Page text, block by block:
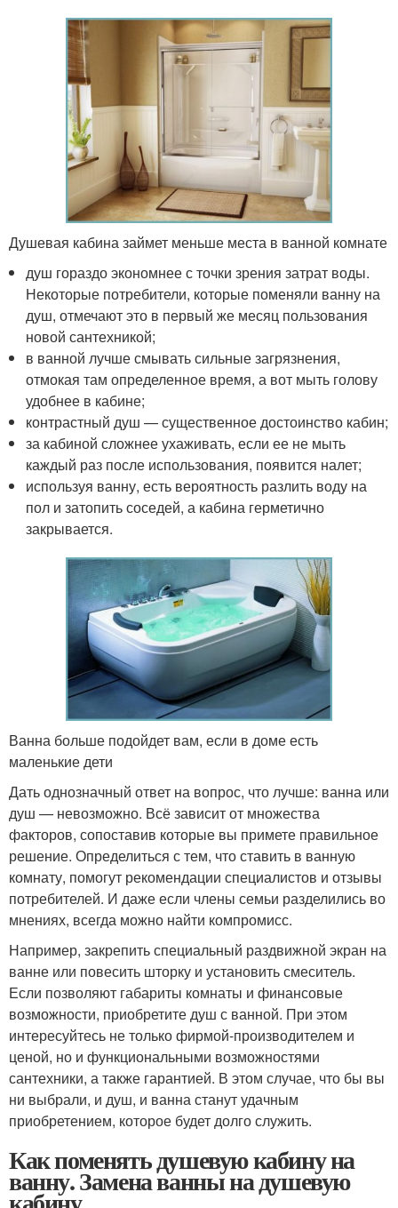
Душевая кабина займет меньше места в ванной комнате
душ гораздо экономнее с точки зрения затрат воды.
Некоторые потребители, которые поменяли ванну на
душ, отмечают это в первый же месяц пользования
новой сантехникой;
в ванной лучше смывать сильные загрязнения,
отмокая там определенное время, а вот мыть голову
удобнее в кабине;
контрастный душ — существенное достоинство кабин;
за кабиной сложнее ухаживать, если ее не мыть
каждый раз после использования, появится налет;
используя ванну, есть вероятность разлить воду на
пол и затопить соседей, а кабина герметично
закрывается.
Ванна больше подойдет вам, если в доме есть
маленькие дети
Дать однозначный ответ на вопрос, что лучше: ванна или
душ — невозможно. Всё зависит от множества
факторов, сопоставив которые вы примете правильное
решение. Определиться с тем, что ставить в ванную
комнату, помогут рекомендации специалистов и отзывы
потребителей. И даже если члены семьи разделились во
мнениях, всегда можно найти компромисс.
Например, закрепить специальный раздвижной экран на
ванне или повесить шторку и установить смеситель.
Если позволяют габариты комнаты и финансовые
возможности, приобретите душ с ванной. При этом
интересуйтесь не только фирмой-производителем и
ценой, но и функциональными возможностями
сантехники, а также гарантией. В этом случае, что бы вы
ни выбрали, и душ, и ванна станут удачным
приобретением, которое будет долго служить.
Как поменять душевую кабину на
ванну. Замена ванны на душевую